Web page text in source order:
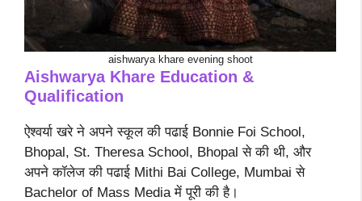
aishwarya khare evening shoot
Aishwarya Khare Education &
Qualification
ऐश्वर्या खरे ने अपने स्कूल की पढाई Bonnie Foi School,
Bhopal, St. Theresa School, Bhopal से की थी, और
अपने कॉलेज की पढाई Mithi Bai College, Mumbai से
Bachelor of Mass Media में पूरी की है।